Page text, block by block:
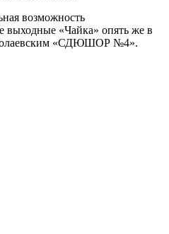
возможность
выходные «Чайка» опять же в
«СДЮШОР №4».